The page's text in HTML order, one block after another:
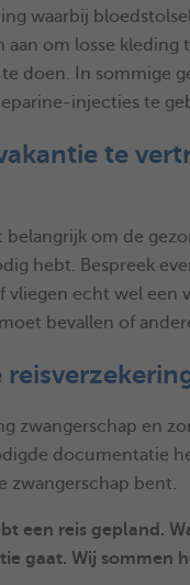
waarbij
aan om losse
doen. In sommige
injecties te
te
belangrijk om de
hebt. Bespreek
vliegen echt wel
bevallen of
zwangerschap en
documentatie
zwangerschap bent.
een reis gepland.
gaat. Wij sommen